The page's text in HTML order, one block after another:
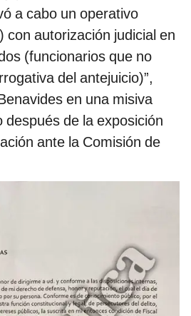
a cabo un operativo
con autorización judicial en
(funcionarios que no
del antejuicio)”,
en una misiva
de la exposición
ante la Comisión de